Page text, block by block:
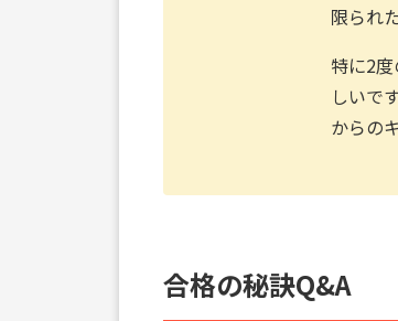
限られ
特に2
しいで
からの
合格の秘訣Q&A